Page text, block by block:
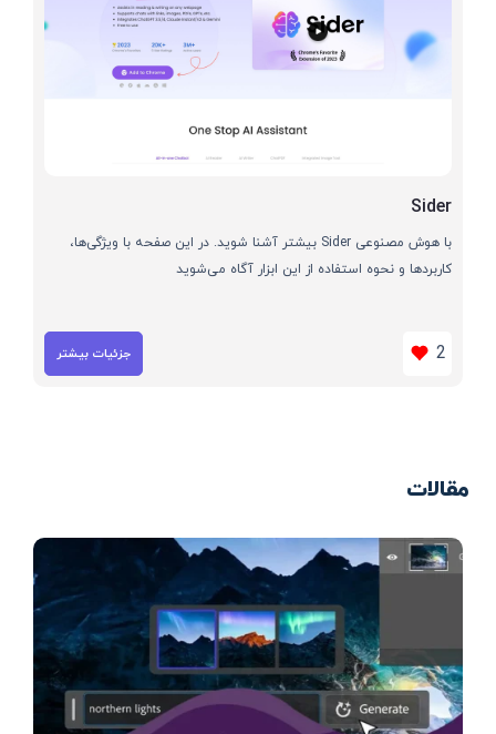
Sider
با هوش مصنوعی Sider بیشتر آشنا شوید. در این صفحه با ویژگی‌ها،
کاربردها و نحوه استفاده از این ابزار آگاه می‌شوید
2 جزئیات بیشتر
مقالات